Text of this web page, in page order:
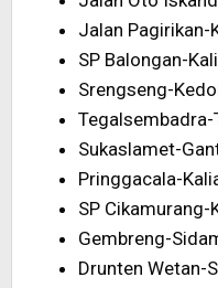
Jalan Pagirikan-
SP Balongan-
Srengseng-
Tegalsembadra-
Sukaslamet-
Pringgacala-
SP Cikamurang-
Gembreng-
Drunten Wetan-